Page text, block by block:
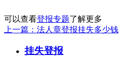
可以查看登报专题了解更多
上一篇：法人章登报挂失多少钱
挂失登报